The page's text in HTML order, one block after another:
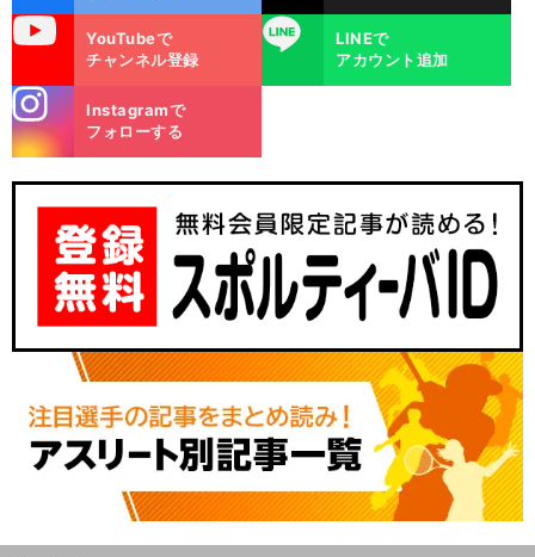
YouTubeで
チャンネル登録
LINE
LINEで
アカウント追加
m
Instagramで
フォローする